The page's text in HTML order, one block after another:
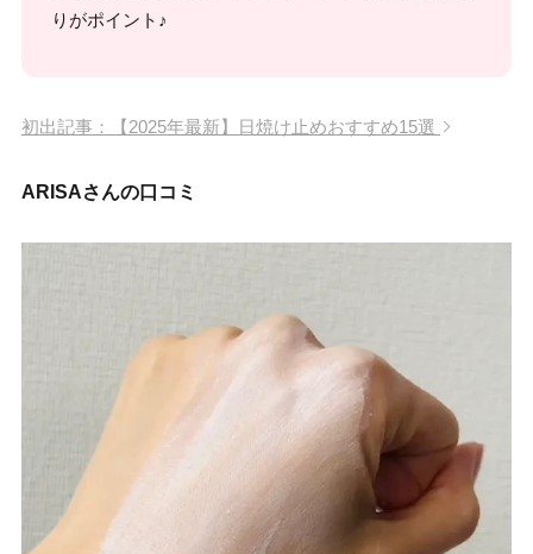
りがポイント♪
初出記事：【2025年最新】日焼け止めおすすめ15選
ARISAさんの口コミ